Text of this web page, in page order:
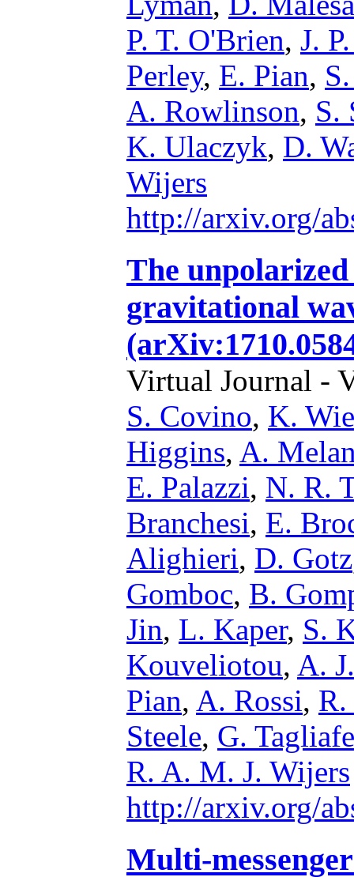
P. T. O'Brien, J.
Perley, E. Pian,
A. Rowlinson, S.
K. Ulaczyk, D.
Wijers
http://arxiv.org/
The
gravitational
Virtual Journal -
S. Covino, K.
Higgins, A.
E. Palazzi, N. R.
Branchesi, E.
Alighieri, D. Gotz
Gomboc, B.
Jin, L. Kaper, S.
Kouveliotou, A.
Pian, A. Rossi, R.
Steele, G.
R. A. M. J. Wijers
http://arxiv.org/
Multi-